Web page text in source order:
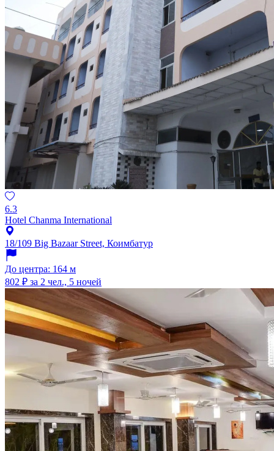
6.3
Hotel Chanma International
18/109 Big Bazaar Street, Коимбатур
До центра: 164 м
802 ₽ за 2 чел., 5 ночей